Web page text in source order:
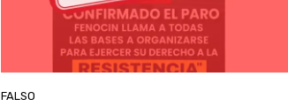
FALSO